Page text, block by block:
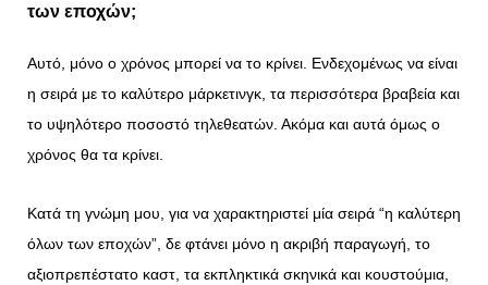
των εποχών;
Αυτό, μόνο ο χρόνος μπορεί να το κρίνει. Ενδεχομένως να είναι
η σειρά με το καλύτερο μάρκετινγκ, τα περισσότερα βραβεία και
το υψηλότερο ποσοστό τηλεθεατών. Ακόμα και αυτά όμως ο
χρόνος θα τα κρίνει.
Κατά τη γνώμη μου, για να χαρακτηριστεί μία σειρά “η καλύτερη
όλων των εποχών”, δε φτάνει μόνο η ακριβή παραγωγή, το
αξιοπρεπέστατο καστ, τα εκπληκτικά σκηνικά και κουστούμια,